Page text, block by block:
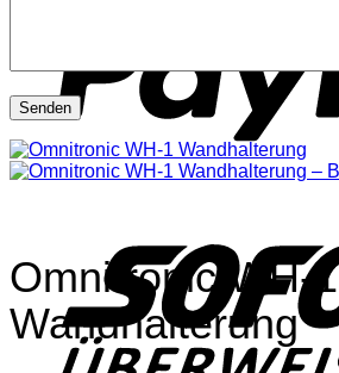
Omnitronic WH-1
Wandhalterung